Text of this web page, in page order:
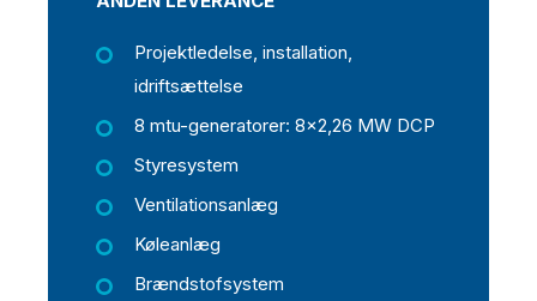
Projektledelse, installation,
idriftsættelse
8 mtu-generatorer: 8x2,26 MW DCP
Styresystem
Ventilationsanlæg
Køleanlæg
Brændstofsystem